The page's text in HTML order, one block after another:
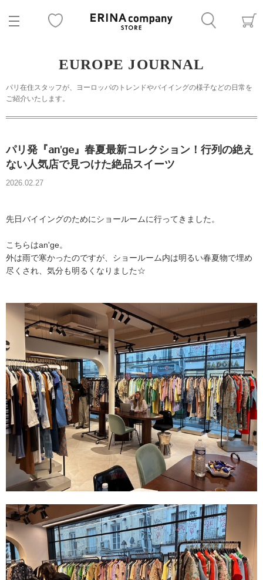
EUROPE JOURNAL
パリ在住スタッフが、ヨーロッパのトレンドやバイイングの様子などの日常を
ご紹介いたします。
パリ発『an'ge』春夏最新コレクション！行列の絶え
ない人気店で見つけた絶品スイーツ
2026.02.27
先日バイイングのためにショールームに行ってきました。
こちらはan'ge。
外は雨で寒かったのですが、ショールーム内は明るい春夏物で埋め
尽くされ、気分も明るくなりました☆